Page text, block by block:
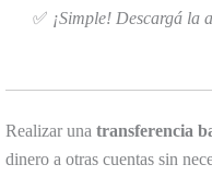
✅ ¡Simple! Descargá la
Realizar una transferencia
dinero a otras cuentas sin